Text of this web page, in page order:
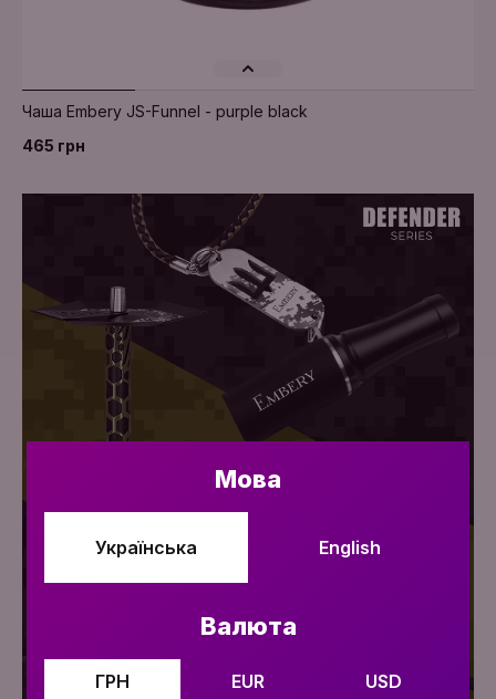
Додати в кошик
Чаша Embery JS-Funnel - purple black
465 грн
Мова
Українська English
Валюта
ГРН EUR USD